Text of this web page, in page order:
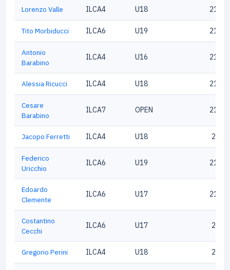
Lorenzo Valle ILCA4 U18
Tito Morbiducci ILCA6 U19
Antonio
Barabino
ILCA4 U16
Alessia Ricucci ILCA4 U18
Cesare
Barabino
ILCA7 OPEN
Jacopo Ferretti ILCA4 U18
Federico
Uricchio
ILCA6 U19
Edoardo
Clemente
ILCA6 U17
Costantino
Cecchi
ILCA6 U17
Gregorio Perini ILCA4 U18